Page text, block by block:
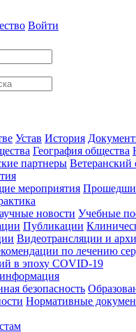
Войти
Устав История
География общества
партнеры Ветеранский
мероприятия
новости Учебные
Публикации
Видеотрансляции и
по лечению
в эпоху COVID-19
безопасность
Нормативные